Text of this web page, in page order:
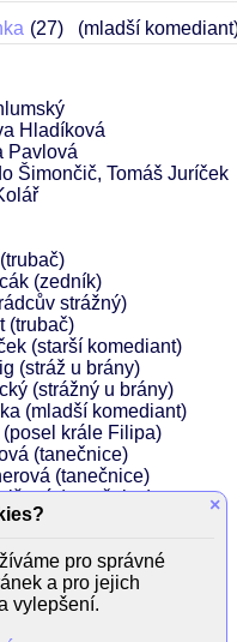
27 (mladší
Hladíková
Pavlová
Šimončič, Tomáš Juríček
(zedník)
strážný)
(trubač)
(starší komediant)
(stráž u brány)
(strážný u brány)
(mladší komediant)
(posel krále Filipa)
(tanečnice)
(tanečnice)
(tanečnice)
(tanečnice)
(tanečnice)
(tanečník)
(tanečník)
×
pro správné
a pro jejich
vylepšení.